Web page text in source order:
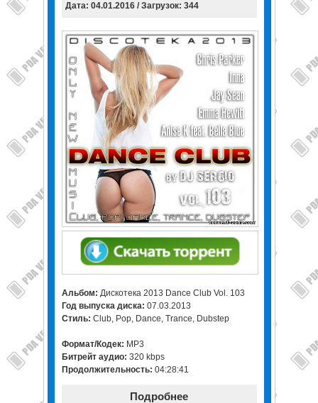
Дата: 04.01.2016 / Загрузок: 344
Альбом: Дискотека 2013 Dance Club Vol. 103
Год выпуска диска: 07.03.2013
Стиль: Club, Pop, Dance, Trance, Dubstep
Формат/Кодек: MP3
Битрейт аудио: 320 kbps
Продолжительность: 04:28:41
Подробнее